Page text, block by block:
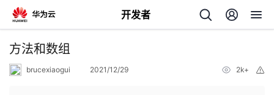
开发者
返
方法和数组
brucexiaogui 2021/12/29 2k+